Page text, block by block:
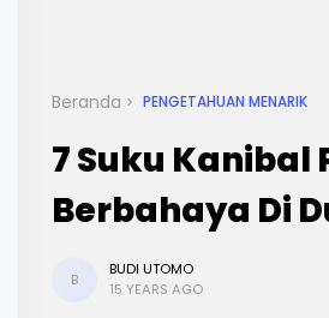
Beranda PENGETAHUAN MENARIK
7 Suku Kanibal
Berbahaya Di
B
BUDI UTOMO
15 YEARS AGO